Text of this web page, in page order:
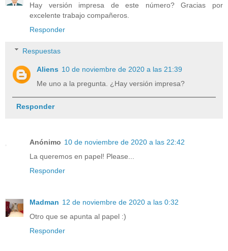
Hay versión impresa de este número? Gracias por
excelente trabajo compañeros.
Responder
Respuestas
Aliens 10 de noviembre de 2020 a las 21:39
Me uno a la pregunta. ¿Hay versión impresa?
Responder
Anónimo 10 de noviembre de 2020 a las 22:42
La queremos en papel! Please...
Responder
Madman 12 de noviembre de 2020 a las 0:32
Otro que se apunta al papel :)
Responder